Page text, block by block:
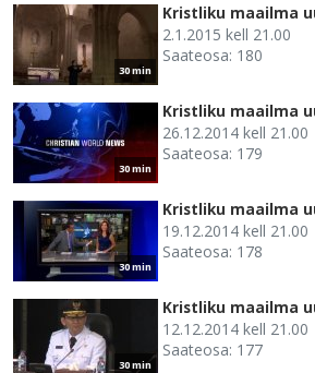
30 min
Kristliku maailma
2.1.2015 kell 21.00
Saateosa: 180
30 min
Kristliku maailma
26.12.2014 kell 21.00
Saateosa: 179
30 min
Kristliku maailma
19.12.2014 kell 21.00
Saateosa: 178
30 min
Kristliku maailma
12.12.2014 kell 21.00
Saateosa: 177